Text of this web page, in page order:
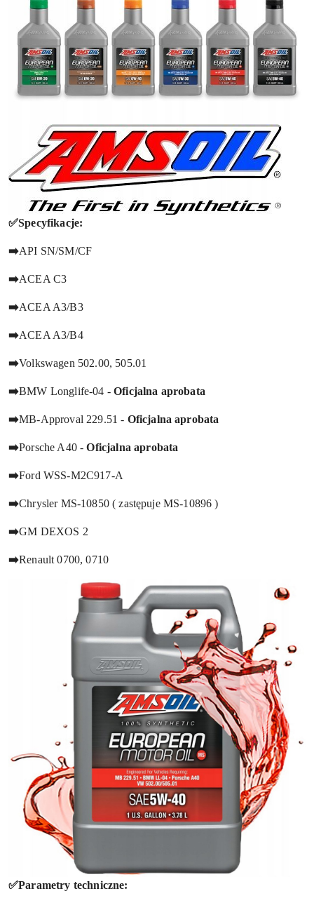
✅Specyfikacje:
➡️API SN/SM/CF
➡️ACEA C3
➡️ACEA A3/B3
➡️ACEA A3/B4
➡️Volkswagen 502.00, 505.01
➡️BMW Longlife-04 -Oficjalna aprobata
➡️MB-Approval 229.51 - Oficjalna aprobata
➡️Porsche A40 -Oficjalna aprobata
➡️Ford WSS-M2C917-A
➡️Chrysler MS-10850 ( zastępuje MS-10896 )
➡️GM DEXOS 2
➡️Renault 0700, 0710
✅Parametry techniczne: